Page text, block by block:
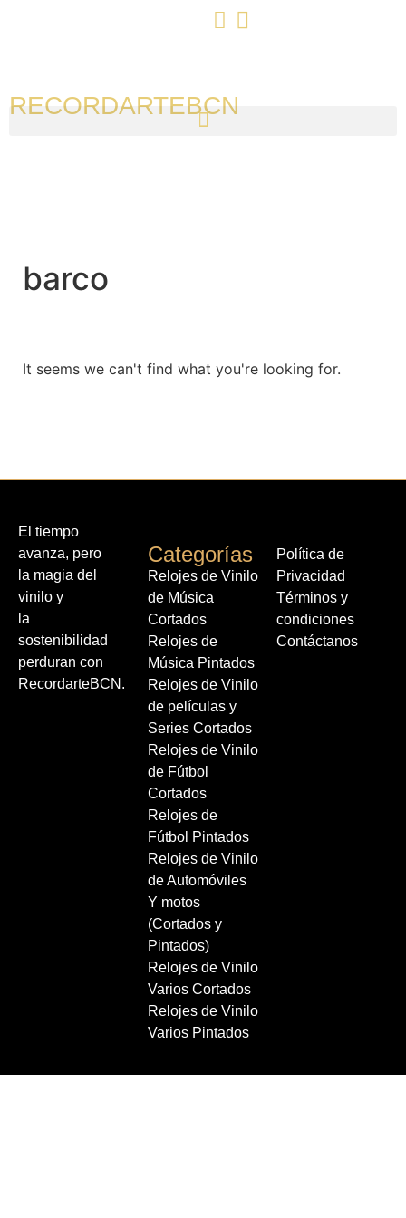
RECORDARTEBCN
barco
It seems we can't find what you're looking for.
El tiempo
avanza, pero
la magia del
vinilo y
la
sostenibilidad
perduran con
RecordarteBCN.
Categorías
Relojes de Vinilo
de Música
Cortados
Relojes de
Música Pintados
Relojes de Vinilo
de películas y
Series Cortados
Relojes de Vinilo
de Fútbol
Cortados
Relojes de
Fútbol Pintados
Relojes de Vinilo
de Automóviles
Y motos
(Cortados y
Pintados)
Relojes de Vinilo
Varios Cortados
Relojes de Vinilo
Varios Pintados
Política de
Privacidad
Términos y
condiciones
Contáctanos